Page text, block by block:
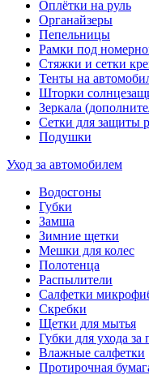
Оплётки на руль
Органайзеры
Пепельницы
Рамки под
Стяжки и сетки
Тенты на
Шторки
Зеркала
Сетки для защиты
Подушки
Уход за автомобилем
Водосгоны
Губки
Замша
Зимние щетки
Мешки для колес
Полотенца
Распылители
Салфетки
Скребки
Щетки для мытья
Губки для ухода за
Влажные салфетки
Протирочная